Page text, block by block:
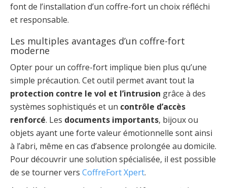
font de l’installation d’un coffre-fort un choix réfléchi
et responsable.
Les multiples avantages d’un coffre-fort
moderne
Opter pour un coffre-fort implique bien plus qu’une
simple précaution. Cet outil permet avant tout la
protection contre le vol et l’intrusion grâce à des
systèmes sophistiqués et un contrôle d’accès
renforcé. Les documents importants, bijoux ou
objets ayant une forte valeur émotionnelle sont ainsi
à l’abri, même en cas d’absence prolongée au domicile.
Pour découvrir une solution spécialisée, il est possible
de se tourner vers CoffreFort Xpert.